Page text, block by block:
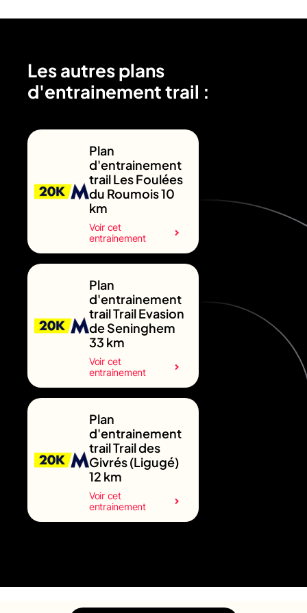
Les autres plans
d'entrainement trail :
Plan
d'entrainement
trail Les Foulées
du Roumois 10
km
Voir cet
entrainement
Plan
d'entrainement
trail Trail Evasion
de Seninghem
33 km
Voir cet
entrainement
Plan
d'entrainement
trail Trail des
Givrés (Ligugé)
12 km
Voir cet
entrainement